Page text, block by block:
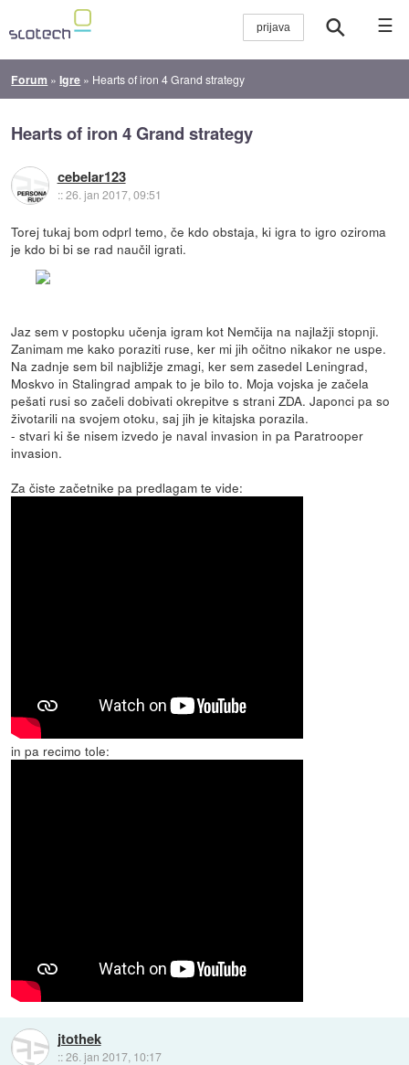
☰
Forum »Igre » Hearts of iron 4 Grand strategy
Hearts of iron 4 Grand strategy
cebelar123
::26. jan 2017, 09:51
Torej tukaj bom odprl temo, če kdo obstaja, ki igra to igro oziroma
je kdo bi bi se rad naučil igrati.
Jaz sem v postopku učenja igram kot Nemčija na najlažji stopnji.
Zanimam me kako poraziti ruse, ker mi jih očitno nikakor ne uspe.
Na zadnje sem bil najbližje zmagi, ker sem zasedel Leningrad,
Moskvo in Stalingrad ampak to je bilo to. Moja vojska je začela
pešati rusi so začeli dobivati okrepitve s strani ZDA. Japonci pa so
životarili na svojem otoku, saj jih je kitajska porazila.
- stvari ki še nisem izvedo je naval invasion in pa Paratrooper
invasion.
Za čiste začetnike pa predlagam te vide:
in pa recimo tole:
jtothek
::26. jan 2017, 10:17